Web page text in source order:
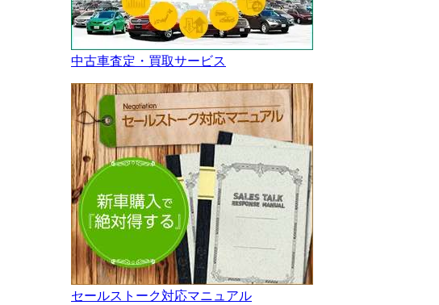
中古車査定・買取サービス
セールストーク対応マニュアル